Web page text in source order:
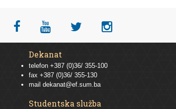
Dekanat
telefon +387 (0)36/ 355-100
fax +387 (0)36/ 355-130
mail dekanat@ef.sum.ba
Studentska služba